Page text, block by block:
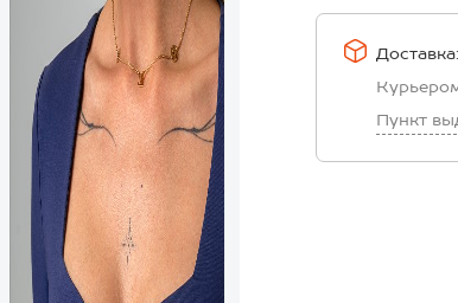
Доставка:
Пункт